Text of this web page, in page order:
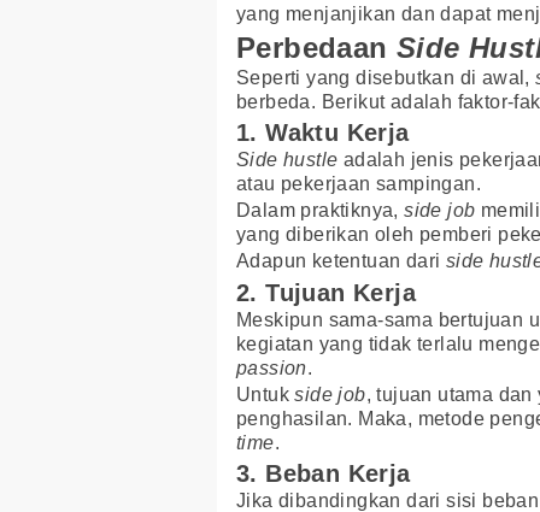
yang menjanjikan dan dapat
Perbedaan Side
Seperti yang disebutkan di awal,
berbeda. Berikut adalah faktor-
1. Waktu Kerja
Side hustle adalah jenis
atau pekerjaan sampingan.
Dalam praktiknya,side job
yang diberikan oleh pemberi
Adapun ketentuan dari side
2. Tujuan Kerja
Meskipun sama-sama bertujuan
kegiatan yang tidak terlalu
passion.
Untukside job, tujuan utama
penghasilan. Maka, metode
time.
3. Beban Kerja
Jika dibandingkan dari sisi